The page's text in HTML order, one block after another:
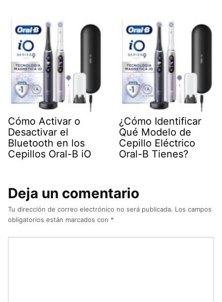
Cómo Activar o
Desactivar el
Bluetooth en los
Cepillos Oral-B iO
¿Cómo Identificar
Qué Modelo de
Cepillo Eléctrico
Oral-B Tienes?
Deja un comentario
Tu dirección de correo electrónico no será publicada. Los campos
obligatorios están marcados con *